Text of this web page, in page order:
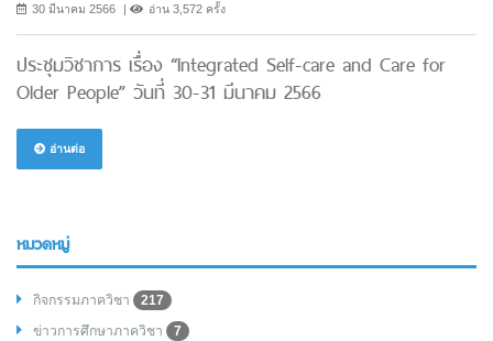
30 มีนาคม 2566 อ่าน 3,572 ครั้ง
ประชุมวิชาการ เรื่อง “Integrated Self-care and Care for
Older People” วันที่ 30-31 มีนาคม 2566
อ่านต่อ
หมวดหมู่
กิจกรรมภาควิชา
217
ข่าวการศึกษาภาควิชา
7